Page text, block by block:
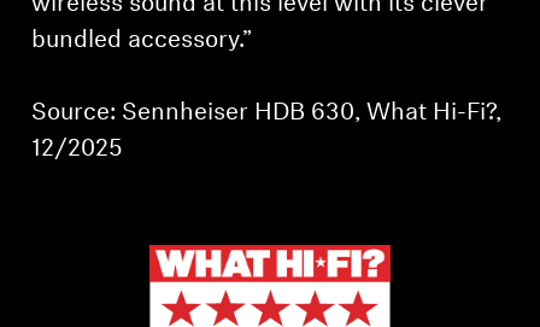
Professionell
wireless sound at this level with its clever
bundled accessory.”
Source: Sennheiser HDB 630, What Hi-Fi?,
12/2025